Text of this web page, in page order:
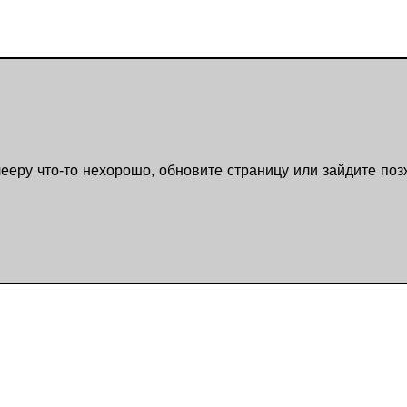
что-то нехорошо, обновите страницу или зайдите